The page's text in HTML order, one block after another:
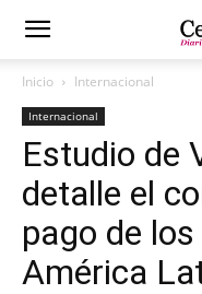
Inicio Internacional
Internacional
Estudio de
detalle el
pago de
América